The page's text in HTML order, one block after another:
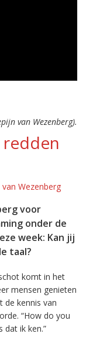
van Wezenberg).
redden
van Wezenberg
voor
onder de
week: Kan jij
taal?
komt in het
mensen genieten
de kennis van
“How do you
dat ik ken.”